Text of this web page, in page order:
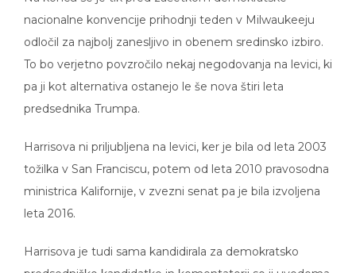
nacionalne konvencije prihodnji teden v Milwaukeeju
odločil za najbolj zanesljivo in obenem sredinsko izbiro.
To bo verjetno povzročilo nekaj negodovanja na levici, ki
pa ji kot alternativa ostanejo le še nova štiri leta
predsednika Trumpa.
tožilka v San Franciscu, potem od leta 2010 pravosodna
ministrica Kalifornije, v zvezni senat pa je bila izvoljena
predsedniško kandidatko in komentatorji so ji uvodoma